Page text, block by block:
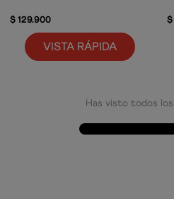
$129.900
VISTA RÁPIDA
$
Has visto todos los